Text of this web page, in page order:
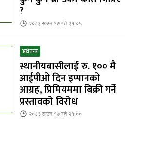
?
२०८३ साउन १७ गते २१:०५
अर्थतन्त्र
स्थानीयबासीलाई रु. १०० मै
आईपीओ दिन इप्पानको
आग्रह, प्रिमियममा बिक्री गर्ने
प्रस्तावको विरोध
२०८३ साउन १७ गते २१:००